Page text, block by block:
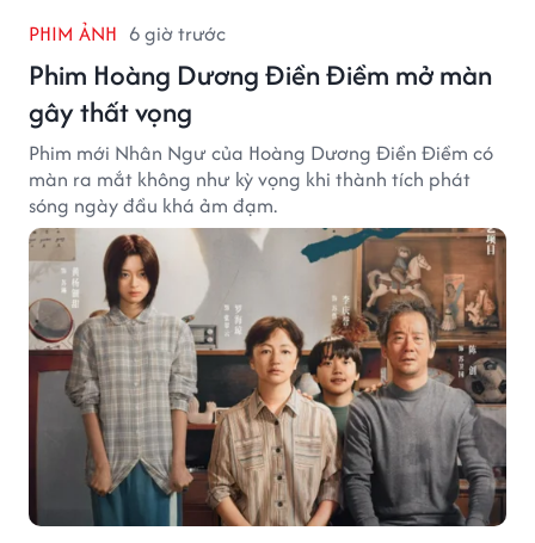
PHIM ẢNH 6 giờ trước
Phim Hoàng Dương Điền Điềm mở màn
gây thất vọng
Phim mới Nhân Ngư của Hoàng Dương Điền Điềm có
màn ra mắt không như kỳ vọng khi thành tích phát
sóng ngày đầu khá ảm đạm.